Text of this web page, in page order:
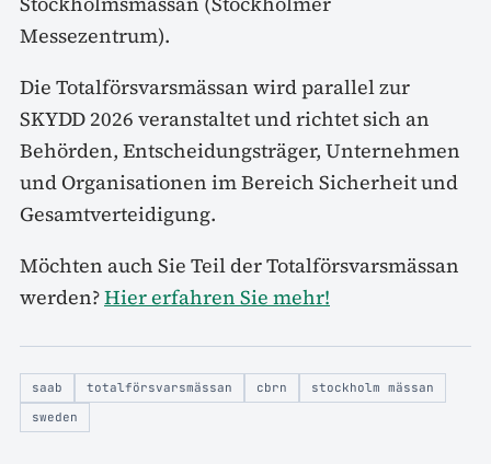
Messezentrum).
Die Totalförsvarsmässan wird parallel zur
SKYDD 2026 veranstaltet und richtet sich an
Behörden, Entscheidungsträger, Unternehmen
und Organisationen im Bereich Sicherheit und
Gesamtverteidigung.
Möchten auch Sie Teil der Totalförsvarsmässan
werden?Hier erfahren Sie mehr!
saab totalförsvarsmässan cbrn
stockholm mässan
sweden